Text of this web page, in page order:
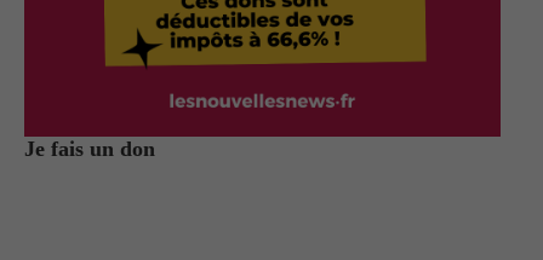
Je fais un don